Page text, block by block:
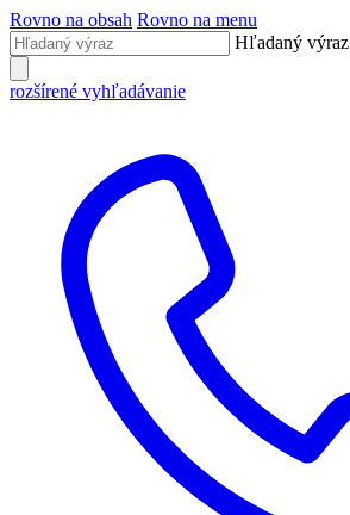
Rovno na obsah Rovno na menu
Hľadaný výraz
rozšírené vyhľadávanie